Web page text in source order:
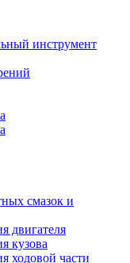
инструмент
смазок и
двигателя
кузова
ходовой части